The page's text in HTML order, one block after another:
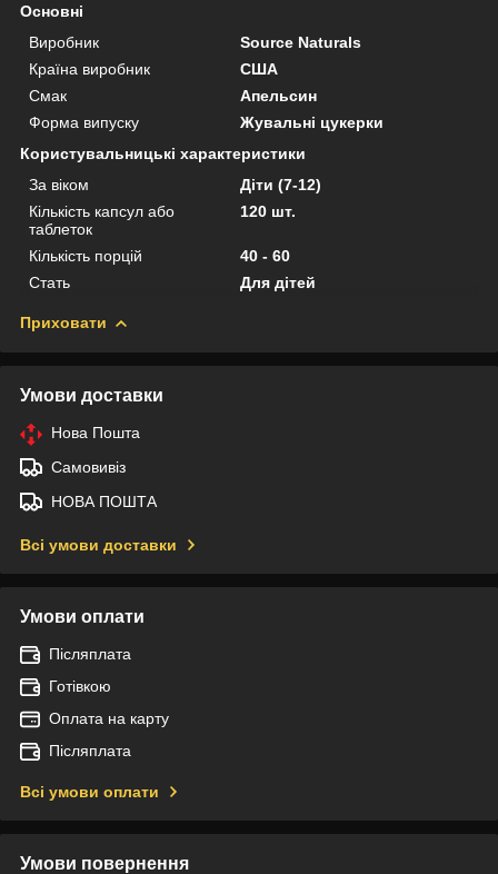
Основні
Виробник
Source Naturals
Країна виробник
США
Смак
Апельсин
Форма випуску
Жувальні цукерки
Користувальницькі характеристики
За віком
Діти (7-12)
Кількість капсул або
таблеток
120 шт.
Кількість порцій
40 - 60
Стать
Для дітей
Приховати
Умови доставки
Нова Пошта
Самовивіз
НОВА ПОШТА
Всі умови доставки
Умови оплати
Післяплата
Готівкою
Оплата на карту
Післяплата
Всі умови оплати
Умови повернення